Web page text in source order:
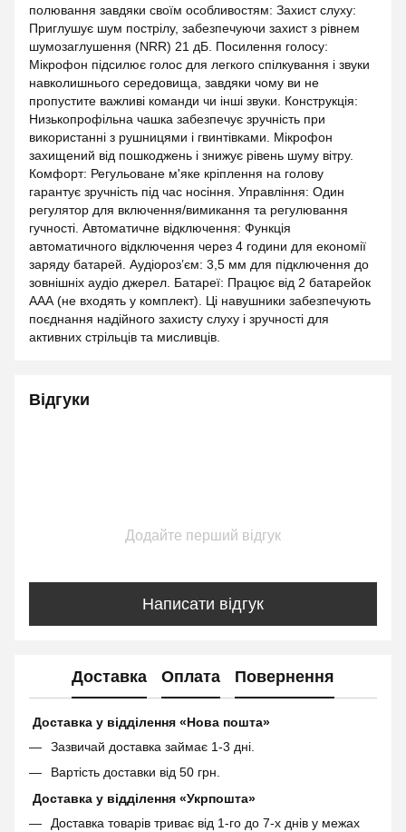
полювання завдяки своїм особливостям: Захист слуху:
Приглушує шум пострілу, забезпечуючи захист з рівнем
шумозаглушення (NRR) 21 дБ. Посилення голосу:
Мікрофон підсилює голос для легкого спілкування і звуки
навколишнього середовища, завдяки чому ви не
пропустите важливі команди чи інші звуки. Конструкція:
Низькопрофільна чашка забезпечує зручність при
використанні з рушницями і гвинтівками. Мікрофон
захищений від пошкоджень і знижує рівень шуму вітру.
Комфорт: Регульоване м'яке кріплення на голову
гарантує зручність під час носіння. Управління: Один
регулятор для включення/вимикання та регулювання
гучності. Автоматичне відключення: Функція
автоматичного відключення через 4 години для економії
заряду батарей. Аудіороз’єм: 3,5 мм для підключення до
зовнішніх аудіо джерел. Батареї: Працює від 2 батарейок
ААА (не входять у комплект). Ці навушники забезпечують
поєднання надійного захисту слуху і зручності для
активних стрільців та мисливців.
Відгуки
Додайте перший відгук
Написати відгук
Доставка Оплата Повернення
Доставка у відділення «Нова пошта»
Зазвичай доставка займає 1-3 дні.
Вартість доставки від 50 грн.
Доставка у відділення «Укрпошта»
Доставка товарів триває від 1-го до 7-х днів у межах